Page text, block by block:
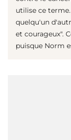
utilise ce
quelqu'un
et courageux".
puisque Norm